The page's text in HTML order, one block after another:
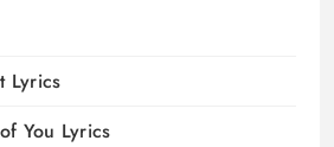
Lyrics
You Lyrics